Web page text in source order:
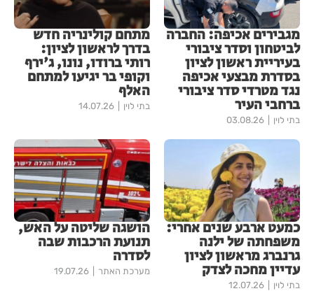
מגבירים אכיפה: החברה
לביטחון וסדר ציבורי
בעיריית ראשון לציון
בסדרת מבצעי אכיפה
נגד מטרדי סדר ציבורי
ברחבי העיר
בתי לוין 03.08.26
מתחם קולינריה חדש
בדרך לראשון לציון:
רותי ברודו, נונו, ג'ירף
וקופי בר יגיעו למתחם
האלף
בתי לוין 14.07.26
כמעט ארבע שנים אחרי:
משפחתה של ילנה
גרנברג מראשון לציון
עדיין מחכה לצדק
בתי לוין 12.07.26
הושגה שליטה על האש,
תנועת הרכבות שבה
לסדרה
מערכת האתר 19.07.26